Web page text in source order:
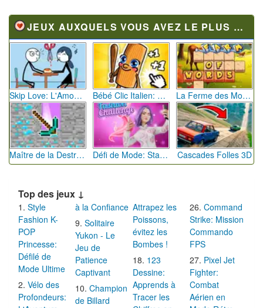
JEUX AUXQUELS VOUS AVEZ LE PLUS JOUÉ
Skip Love: L'Amour en Péril Bébé Clic Italien: La Folie des Petits Bambins La Ferme des Mots - Cultivez votre Vocabulaire
Maître de la Destruction: Fusion de Pioches Défi de Mode: Star du Podium Cascades Folles 3D
Top des jeux ↓
Style
Fashion K-
POP
Princesse:
Défilé de
Mode Ultime
Vélo des
Profondeurs:
à la Confiance
Solitaire
Yukon - Le
Jeu de
Patience
Captivant
Champion
de Billard
Attrapez les
Poissons,
évitez les
Bombes !
123
Dessine:
Apprends à
Tracer les
Command
Strike: Mission
Commando
FPS
Pixel Jet
Fighter:
Combat
Aérien en